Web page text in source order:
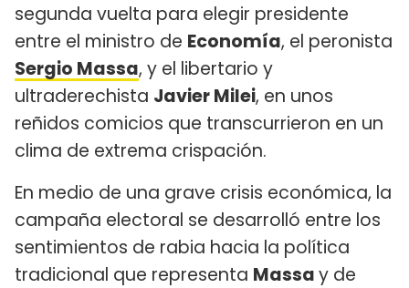
segunda vuelta para elegir presidente
entre el ministro de Economía, el peronista
Sergio Massa, y el libertario y
ultraderechista Javier Milei, en unos
reñidos comicios que transcurrieron en un
clima de extrema crispación.
En medio de una grave crisis económica, la
campaña electoral se desarrolló entre los
sentimientos de rabia hacia la política
tradicional que representa Massay de